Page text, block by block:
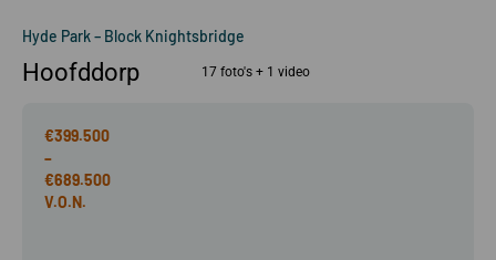
Hyde Park – Block Knightsbridge
Hoofddorp 17 foto's + 1 video
€399.500
–
€689.500